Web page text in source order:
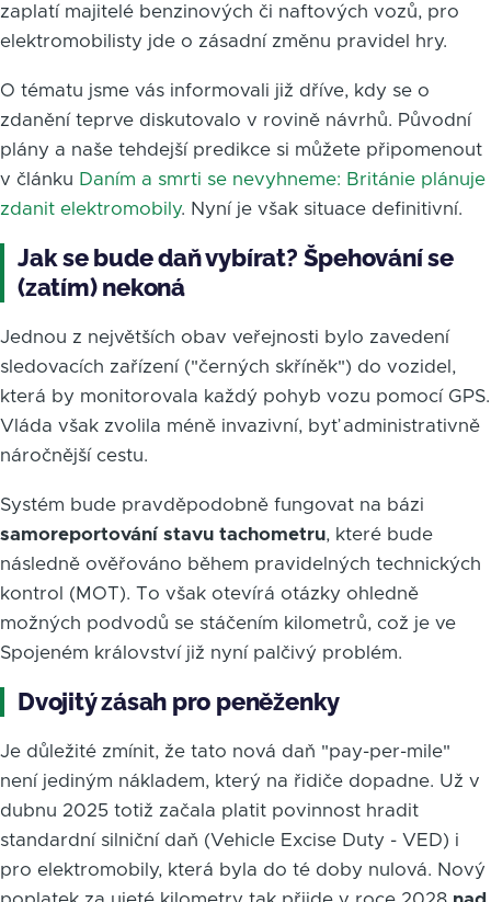
zaplatí majitelé benzinových či naftových vozů, pro
elektromobilisty jde o zásadní změnu pravidel hry.
O tématu jsme vás informovali již dříve, kdy se o
zdanění teprve diskutovalo v rovině návrhů. Původní
plány a naše tehdejší predikce si můžete připomenout
v článku Daním a smrti se nevyhneme: Británie plánuje
zdanit elektromobily. Nyní je však situace definitivní.
Jak se bude daň vybírat? Špehování se
(zatím) nekoná
Jednou z největších obav veřejnosti bylo zavedení
sledovacích zařízení ("černých skříněk") do vozidel,
která by monitorovala každý pohyb vozu pomocí GPS.
Vláda však zvolila méně invazivní, byť administrativně
náročnější cestu.
Systém bude pravděpodobně fungovat na bázi
samoreportování stavu tachometru, které bude
následně ověřováno během pravidelných technických
kontrol (MOT). To však otevírá otázky ohledně
možných podvodů se stáčením kilometrů, což je ve
Spojeném království již nyní palčivý problém.
Dvojitý zásah pro peněženky
Je důležité zmínit, že tato nová daň "pay-per-mile"
není jediným nákladem, který na řidiče dopadne. Už v
dubnu 2025 totiž začala platit povinnost hradit
standardní silniční daň (Vehicle Excise Duty - VED) i
pro elektromobily, která byla do té doby nulová. Nový